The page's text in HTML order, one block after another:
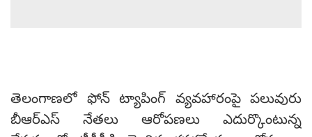
తెలంగాణలో ఫోన్ ట్యాపింగ్ వ్యవహారంపై పలువురు
బీఆర్‌ఎస్ నేతలు ఆరోపణలు ఎదుర్కొంటున్న